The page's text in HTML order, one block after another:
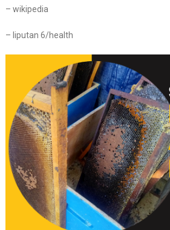
– wikipedia
– liputan 6/health